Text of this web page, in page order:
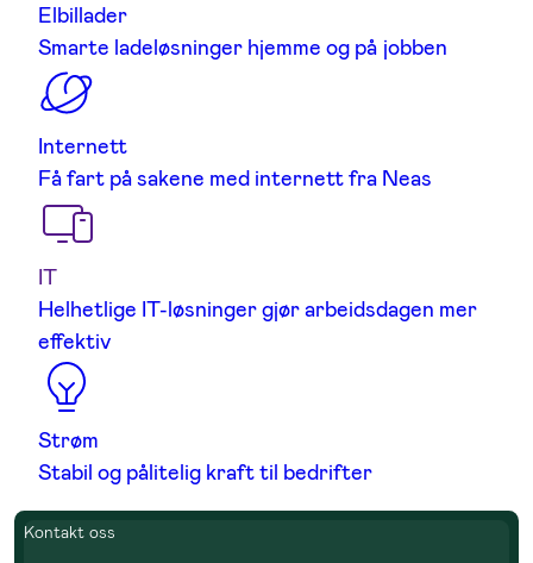
Elbillader
Smarte ladeløsninger hjemme og på jobben
Internett
Få fart på sakene med internett fra Neas
IT
Helhetlige IT-løsninger gjør arbeidsdagen mer
effektiv
Strøm
Stabil og pålitelig kraft til bedrifter
Kontakt oss